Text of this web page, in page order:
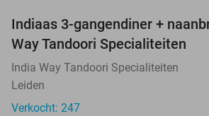
Indiaas 3-gangendiner +
Way Tandoori Specialiteiten
India Way Tandoori Specialiteiten
Leiden
Verkocht: 247